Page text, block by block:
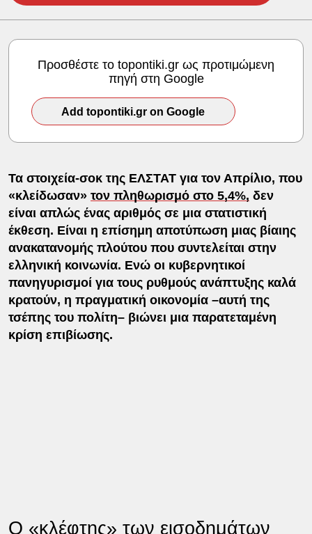
Προσθέστε το topontiki.gr ως προτιμώμενη
πηγή στη Google
Add topontiki.gr on Google
Τα στοιχεία-σοκ της ΕΛΣΤΑΤ για τον Απρίλιο, που
«κλείδωσαν» τον πληθωρισμό στο 5,4%, δεν
είναι απλώς ένας αριθμός σε μια στατιστική
έκθεση. Είναι η επίσημη αποτύπωση μιας βίαιης
ανακατανομής πλούτου που συντελείται στην
ελληνική κοινωνία. Ενώ οι κυβερνητικοί
πανηγυρισμοί για τους ρυθμούς ανάπτυξης καλά
κρατούν, η πραγματική οικονομία –αυτή της
τσέπης του πολίτη– βιώνει μια παρατεταμένη
κρίση επιβίωσης.
Ο «κλέφτης» των εισοδημάτων